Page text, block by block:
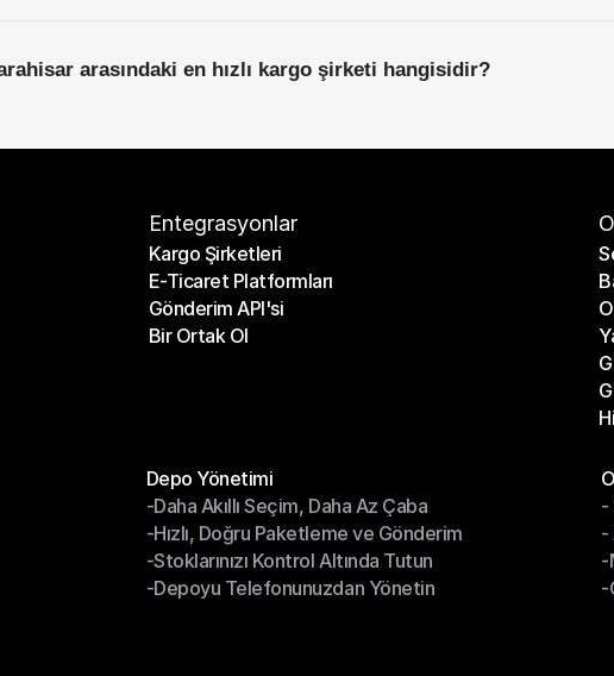
arasındaki en hızlı kargo şirketi hangisidir?
Entegrasyonlar
Kargo Şirketleri
Kargo Şirketleri
E-Ticaret Platformları
E-Ticaret Platformları
Gönderim API'si
Gönderim API'si
Bir Ortak Ol
Depo Yönetimi
Depo Yönetimi
-Daha Akıllı Seçim, Daha Az Çaba
-Daha Akıllı Seçim, Daha Az Çaba
-Hızlı, Doğru Paketleme ve Gönderim
-Hızlı, Doğru Paketleme ve Gönderim
-Stoklarınızı Kontrol Altında Tutun
-Stoklarınızı Kontrol Altında Tutun
-Depoyu Telefonunuzdan Yönetin
-
-
-
-
-